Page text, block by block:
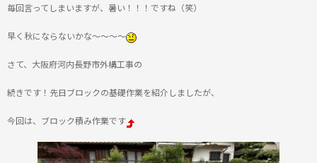
毎回言ってしまいますが、暑い！！！ですね（笑）
早く秋にならないかな～～～～
さて、大阪府河内長野市外構工事の
続きです！先日ブロックの基礎作業を紹介しましたが、
今回は、ブロック積み作業です